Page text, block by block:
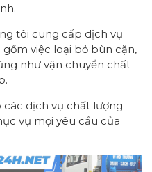
tôi cung cấp dịch vụ
việc loại bỏ bùn cặn,
như vận chuyển chất
dịch vụ chất lượng
vụ mọi yêu cầu của